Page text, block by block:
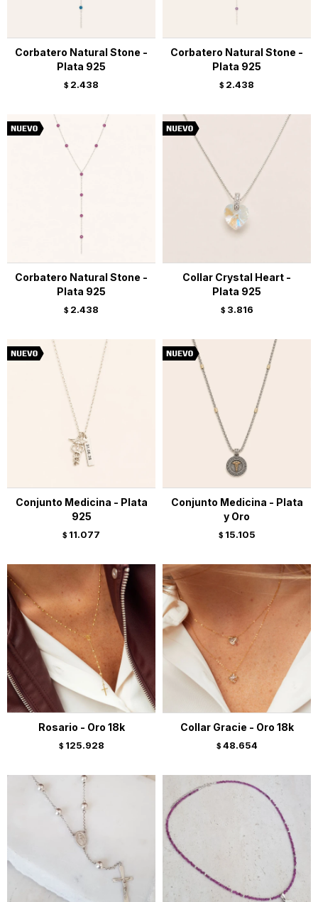
Corbatero Natural Stone -
Plata 925
$ 2.438
Corbatero Natural Stone -
Plata 925
$ 2.438
Corbatero Natural Stone -
Plata 925
$ 2.438
Collar Crystal Heart -
Plata 925
$ 3.816
Conjunto Medicina - Plata
925
$ 11.077
Conjunto Medicina - Plata
y Oro
$ 15.105
Rosario - Oro 18k
$ 125.928
Collar Gracie - Oro 18k
$ 48.654